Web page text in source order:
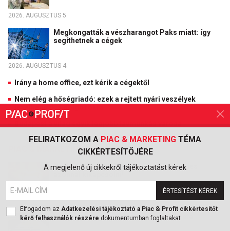
FELIRATKOZOM A PIAC & MARKETING TÉMA
CIKKÉRTESÍTŐJÉRE
A megjelenő új cikkekről tájékoztatást kérek
ÉRTESÍTÉST KÉREK
Elfogadom az Adatkezelési tájékoztató a Piac & Profit cikkértesítőt
kérő felhasználók részére dokumentumban foglaltakat
2026. AUGUSZTUS 5.
Megkongatták a vészharangot Paks miatt: így
segíthetnek a cégek
2026. AUGUSZTUS 4.
Irány a home office, ezt kérik a cégektől
Nem elég a hőségriadó: ezek a rejtett nyári veszélyek
PIAC & MARKETING
Ha ilyen Xiaomi telefonja van, ezt érdemes
2026. AUGUSZTUS 5.
Keményen visszaütött a Lidl nagy ígérete